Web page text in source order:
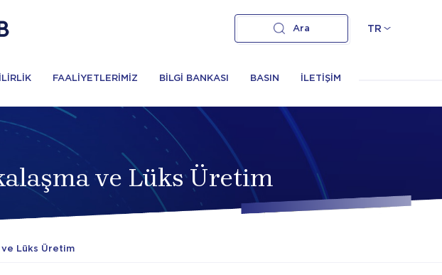
TR
Ara
FAALİYETLERİMİZ BİLGİ BANKASI BASIN İLETİŞİM
ve Lüks Üretim
ve Lüks Üretim